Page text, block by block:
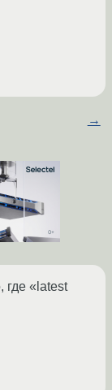
→
где «latest